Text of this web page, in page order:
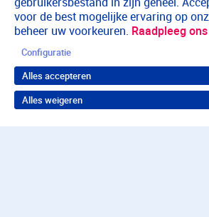
voor de best mogelijke ervaring op
beheer uw voorkeuren. Raadpleeg
Configuratie
Alles accepteren
Alles weigeren